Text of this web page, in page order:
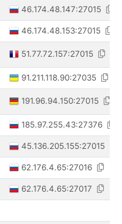
46.174.48.147:27015
46.174.48.153:27015
51.77.72.157:27015
91.211.118.90:27035
191.96.94.150:27015
185.97.255.43:27376
45.136.205.155:27015
62.176.4.65:27016
62.176.4.65:27017